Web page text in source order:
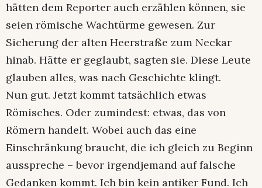
hätten dem Reporter auch erzählen können, sie
seien römische Wachtürme gewesen. Zur
Sicherung der alten Heerstraße zum Neckar
hinab. Hätte er geglaubt, sagten sie. Diese Leute
glauben alles, was nach Geschichte klingt.
Nun gut. Jetzt kommt tatsächlich etwas
Römisches. Oder zumindest: etwas, das von
Römern handelt. Wobei auch das eine
Einschränkung braucht, die ich gleich zu Beginn
ausspreche – bevor irgendjemand auf falsche
Gedanken kommt. Ich bin kein antiker Fund. Ich